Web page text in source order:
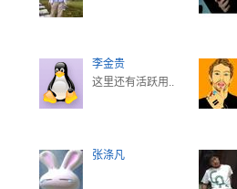
李金贵
这里还有活跃用..
张涤凡